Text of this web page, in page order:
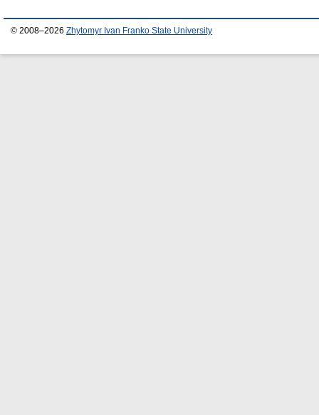
© 2008–2026 Zhytomyr Ivan Franko State University